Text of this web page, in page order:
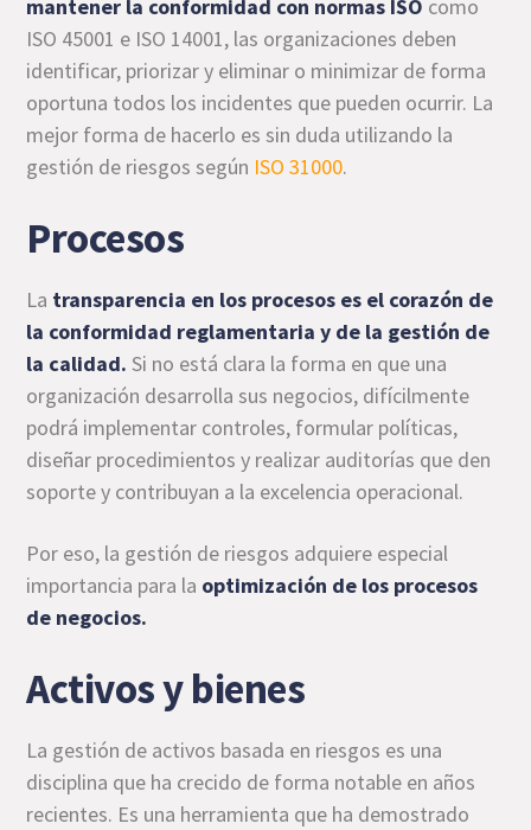
mantener la conformidad con normas ISO como
ISO 45001 e ISO 14001, las organizaciones deben
identificar, priorizar y eliminar o minimizar de forma
oportuna todos los incidentes que pueden ocurrir. La
mejor forma de hacerlo es sin duda utilizando la
gestión de riesgos según ISO 31000.
Procesos
La transparencia en los procesos es el corazón de
la conformidad reglamentaria y de la gestión de
la calidad. Si no está clara la forma en que una
organización desarrolla sus negocios, difícilmente
podrá implementar controles, formular políticas,
diseñar procedimientos y realizar auditorías que den
soporte y contribuyan a la excelencia operacional.
Por eso, la gestión de riesgos adquiere especial
importancia para la optimización de los procesos
de negocios.
Activos y bienes
La gestión de activos basada en riesgos es una
disciplina que ha crecido de forma notable en años
recientes. Es una herramienta que ha demostrado